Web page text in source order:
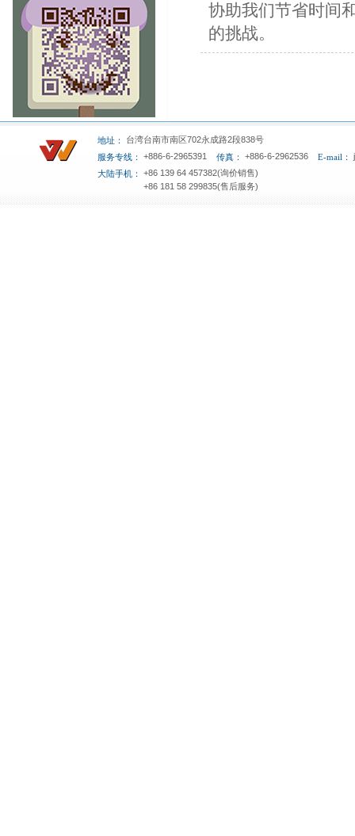
协助我们节省时间
的挑战。
地址：
台湾台南市南区702永成路2段838号
服务专线：
+886-6-2965391 传真： +886-6-2962536 E-mail：
大陆手机：
+86 139 64 457382(询价销售)
+86 181 58 299835(售后服务)